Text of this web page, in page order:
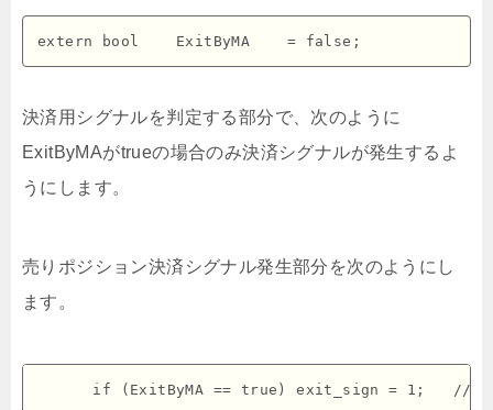
決済用シグナルを判定する部分で、次のように
ExitByMAがtrueの場合のみ決済シグナルが発生するよ
うにします。
売りポジション決済シグナル発生部分を次のようにし
ます。